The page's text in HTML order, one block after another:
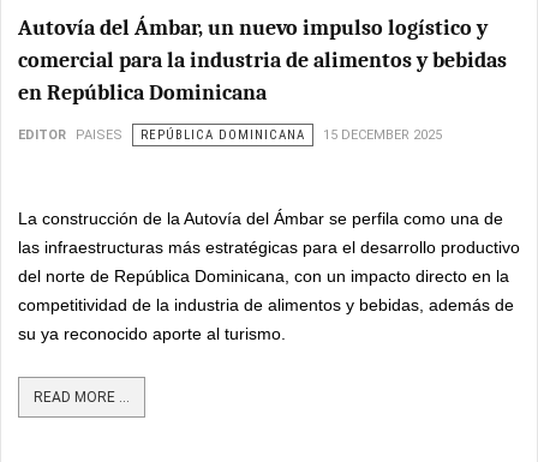
Autovía del Ámbar, un nuevo impulso logístico y
comercial para la industria de alimentos y bebidas
en República Dominicana
EDITOR PAISES REPÚBLICA DOMINICANA 15 DECEMBER 2025
La construcción de la Autovía del Ámbar se perfila como una de
las infraestructuras más estratégicas para el desarrollo productivo
del norte de República Dominicana, con un impacto directo en la
competitividad de la industria de alimentos y bebidas, además de
su ya reconocido aporte al turismo.
READ MORE ...